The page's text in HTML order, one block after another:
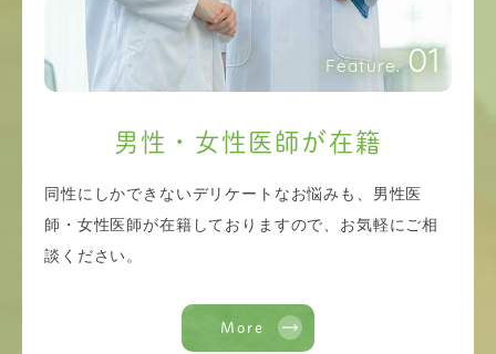
Feature. 01
男性・女性医師が在籍
同性にしかできないデリケートなお悩みも、男性医
師・女性医師が在籍しておりますので、お気軽にご相
談ください。
More